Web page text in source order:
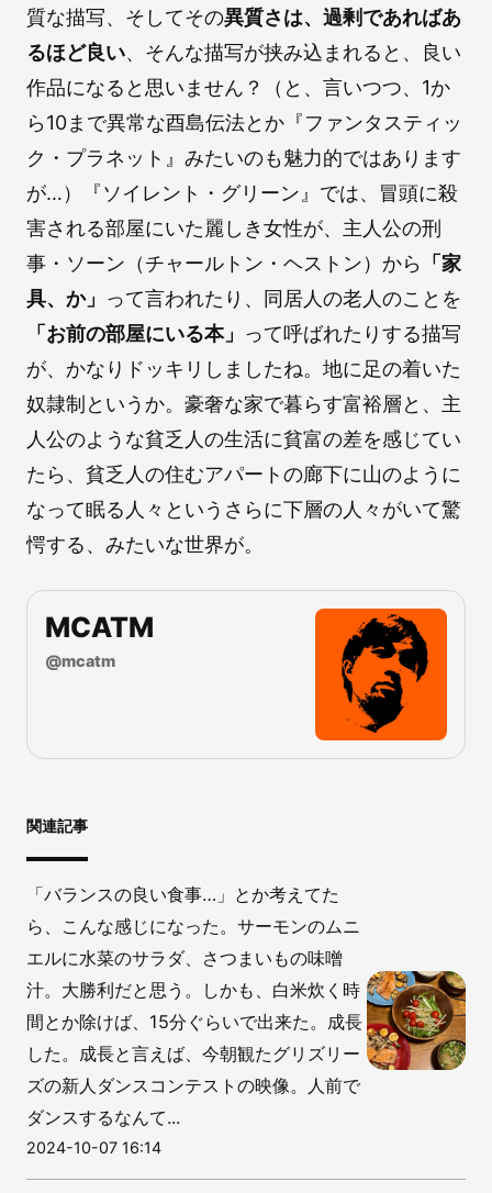
質な描写、そしてその異質さは、過剰であればあ
るほど良い、そんな描写が挟み込まれると、良い
作品になると思いません？（と、言いつつ、1か
ら10まで異常な酉島伝法とか『ファンタスティッ
ク・プラネット』みたいのも魅力的ではあります
が…）『ソイレント・グリーン』では、冒頭に殺
害される部屋にいた麗しき女性が、主人公の刑
事・ソーン（チャールトン・ヘストン）から
「家
具、か」 って言われたり、同居人の老人のことを
「お前の部屋にいる本」 って呼ばれたりする描写
が、かなりドッキリしましたね。地に足の着いた
奴隷制というか。豪奢な家で暮らす富裕層と、主
人公のような貧乏人の生活に貧富の差を感じてい
たら、貧乏人の住むアパートの廊下に山のように
なって眠る人々というさらに下層の人々がいて驚
愕する、みたいな世界が。
MCATM
@mcatm
関連記事
「バランスの良い食事…」とか考えてた
ら、こんな感じになった。サーモンのムニ
エルに水菜のサラダ、さつまいもの味噌
汁。大勝利だと思う。しかも、白米炊く時
間とか除けば、15分ぐらいで出来た。成長
した。成長と言えば、今朝観たグリズリー
ズの新人ダンスコンテストの映像。人前で
ダンスするなんて...
2024-10-07 16:14